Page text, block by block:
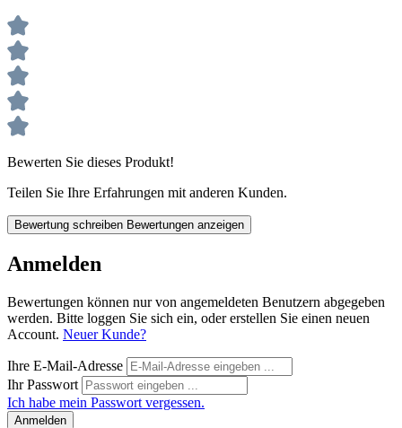
Bewerten Sie dieses Produkt!
Teilen Sie Ihre Erfahrungen mit anderen Kunden.
Bewertung schreiben Bewertungen anzeigen
Anmelden
Bewertungen können nur von angemeldeten Benutzern abgegeben
werden. Bitte loggen Sie sich ein, oder erstellen Sie einen neuen
Account. Neuer Kunde?
Ihre E-Mail-Adresse
Ihr Passwort
Ich habe mein Passwort vergessen.
Anmelden